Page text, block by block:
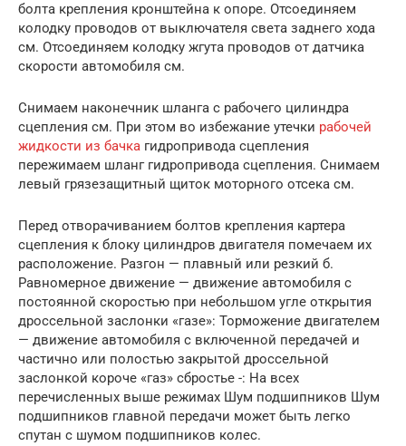
болта крепления кронштейна к опоре. Отсоединяем
колодку проводов от выключателя света заднего хода
см. Отсоединяем колодку жгута проводов от датчика
скорости автомобиля см.
Снимаем наконечник шланга с рабочего цилиндра
сцепления см. При этом во избежание утечки рабочей
жидкости из бачка гидропривода сцепления
пережимаем шланг гидропривода сцепления. Снимаем
левый грязезащитный щиток моторного отсека см.
Перед отворачиванием болтов крепления картера
сцепления к блоку цилиндров двигателя помечаем их
расположение. Разгон — плавный или резкий б.
Равномерное движение — движение автомобиля с
постоянной скоростью при небольшом угле открытия
дроссельной заслонки «газе»: Торможение двигателем
— движение автомобиля с включенной передачей и
частично или полостью закрытой дроссельной
заслонкой короче «газ» сбростье -: На всех
перечисленных выше режимах Шум подшипников Шум
подшипников главной передачи может быть легко
спутан с шумом подшипников колес.